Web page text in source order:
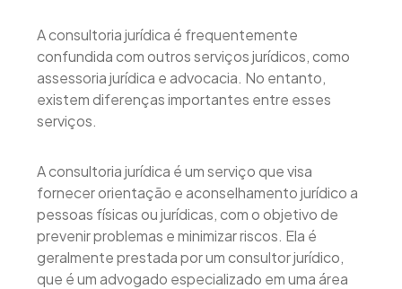
A consultoria jurídica é frequentemente
confundida com outros serviços jurídicos, como
assessoria jurídica e advocacia. No entanto,
existem diferenças importantes entre esses
serviços.
A consultoria jurídica é um serviço que visa
fornecer orientação e aconselhamento jurídico a
pessoas físicas ou jurídicas, com o objetivo de
prevenir problemas e minimizar riscos. Ela é
geralmente prestada por um consultor jurídico,
que é um advogado especializado em uma área